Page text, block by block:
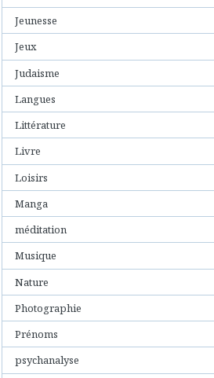
Jeunesse
Jeux
Judaisme
Langues
Littérature
Livre
Loisirs
Manga
méditation
Musique
Nature
Photographie
Prénoms
psychanalyse